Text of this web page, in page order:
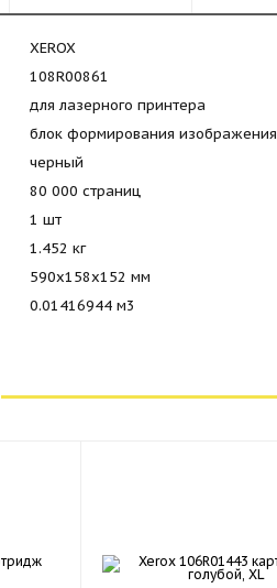
XEROX
108R00861
для лазерного принтера
блок формирования изображения
черный
80 000 страниц
1 шт
1.452 кг
590x158x152 мм
0.01416944 м3